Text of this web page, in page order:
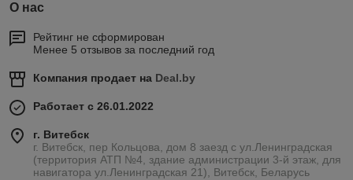
О нас
Рейтинг не сформирован
Менее 5 отзывов за последний год
Компания продает на Deal.by
Работает с 26.01.2022
г. Витебск
г. Витебск, пер Кольцова, дом 8 заезд с ул.Ленинградская
(территория АТП №4, здание администрации 3-й этаж, для
навигатора ул.Ленинградская 21), Витебск, Беларусь